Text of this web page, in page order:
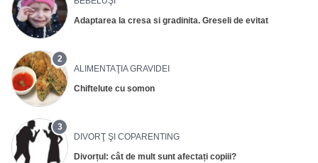
Adaptarea la cresa si gradinita. Greseli de evitat
2
ALIMENTAŢIA GRAVIDEI
Chiftelute cu somon
3
DIVORŢ ŞI COPARENTING
Divorțul: cât de mult sunt afectați copiii?